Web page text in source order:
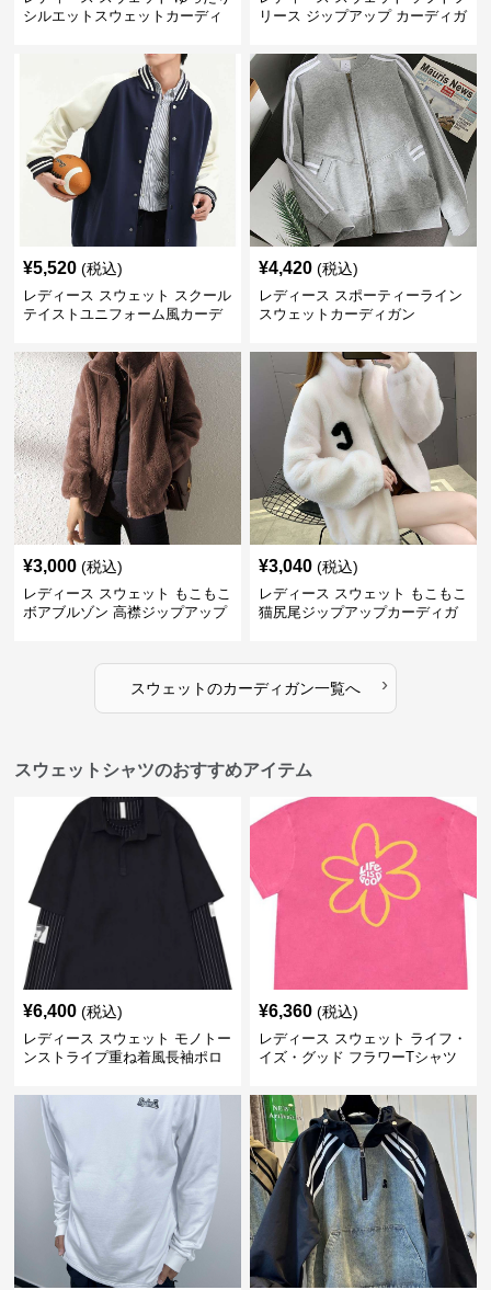
シルエットスウェットカーディ
リース ジップアップ カーディガ
¥5,520 (税込)
レディース スウェット スクール
テイストユニフォーム風カーデ
¥4,420 (税込)
レディース スポーティーライン
スウェットカーディガン
¥3,000 (税込)
レディース スウェット もこもこ
ボアブルゾン 高襟ジップアップ
¥3,040 (税込)
レディース スウェット もこもこ
猫尻尾ジップアップカーディガ
スウェットのカーディガン一覧へ ›
スウェットシャツのおすすめアイテム
¥6,400 (税込)
レディース スウェット モノトー
ンストライプ重ね着風長袖ポロ
¥6,360 (税込)
レディース スウェット ライフ・
イズ・グッド フラワーTシャツ